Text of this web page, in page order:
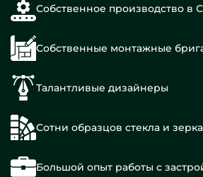
Собственное производство в
Собственные монтажные
Талантливые дизайнеры
Сотни образцов стекла и
Большой опыт работы с